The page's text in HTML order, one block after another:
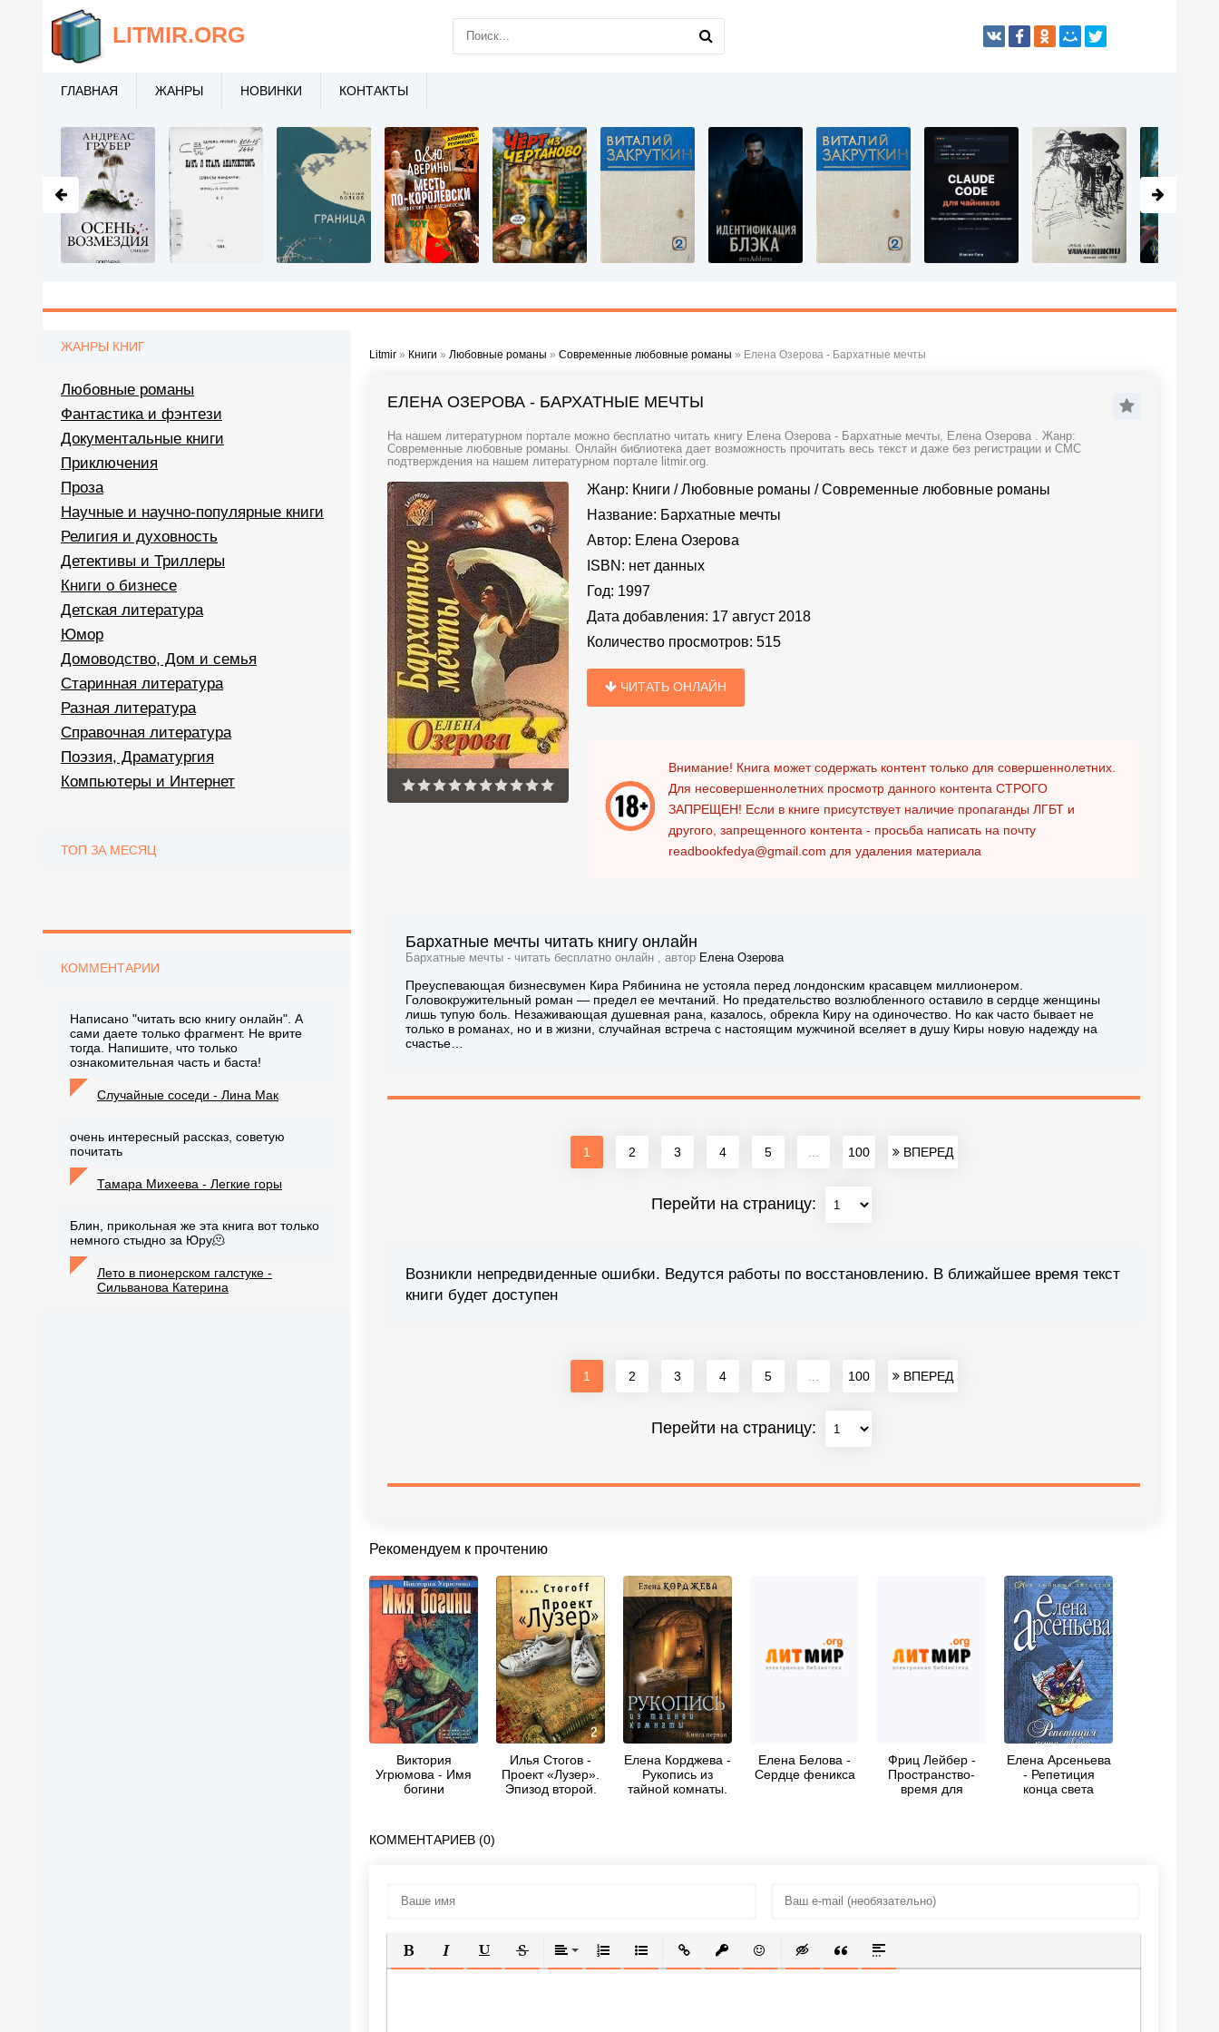
Litmir » Книги » Любовные романы » Современные любовные романы » Елена Озерова - Бархатные мечты
ЕЛЕНА ОЗЕРОВА - БАРХАТНЫЕ МЕЧТЫ
На нашем литературном портале можно бесплатно читать книгу Елена Озерова - Бархатные мечты, Елена Озерова . Жанр:
Современные любовные романы. Онлайн библиотека дает возможность прочитать весь текст и даже без регистрации и СМС
подтверждения на нашем литературном портале litmir.org.
Жанр: Книги /Любовные романы /Современные любовные романы
Название: Бархатные мечты
Автор: Елена Озерова
ISBN: нет данных
Год: 1997
Дата добавления: 17 август 2018
Количество просмотров: 515
ЧИТАТЬ ОНЛАЙН
Внимание! Книга может содержать контент только для совершеннолетних.
Для несовершеннолетних просмотр данного контента СТРОГО
ЗАПРЕЩЕН! Если в книге присутствует наличие пропаганды ЛГБТ и
другого, запрещенного контента - просьба написать на почту
readbookfedya@gmail.com для удаления материала
Бархатные мечты читать книгу онлайн
Бархатные мечты - читать бесплатно онлайн , автор Елена Озерова
Преуспевающая бизнесвумен Кира Рябинина не устояла перед лондонским красавцем миллионером.
Головокружительный роман — предел ее мечтаний. Но предательство возлюбленного оставило в сердце женщины
лишь тупую боль. Незаживающая душевная рана, казалось, обрекла Киру на одиночество. Но как часто бывает не
только в романах, но и в жизни, случайная встреча с настоящим мужчиной вселяет в душу Киры новую надежду на
счастье…
1 2 3 4 5 100 ВПЕРЕД
Перейти на страницу:
Возникли непредвиденные ошибки. Ведутся работы по восстановлению. В ближайшее время текст
книги будет доступен
1 2 3 4 5 100 ВПЕРЕД
Перейти на страницу:
Рекомендуем к прочтению
Виктория
Угрюмова - Имя
богини
Илья Стогов -
Проект «Лузер».
Эпизод второй.
Елена Корджева -
Рукопись из
тайной комнаты.
Елена Белова -
Сердце феникса
Фриц Лейбер -
Пространство-
время для
Елена Арсеньева
- Репетиция
конца света
КОММЕНТАРИЕВ (0)
ПОЛУЖИРНЫЙ
КУРСИВПОДЧЕРКНУТЫЙ
ЗАЧЕРКНУТЫЙВЫРАВНИВАНИЕ
НУМЕРОВАННЫЙ СПИСОК
МАРКИРОВАННЫЙ СПИСОК
ВСТАВИТЬ ССЫЛКУ
ВСТАВИТЬ ЗАЩИЩЕННУЮ ССЫЛКУ
ВСТАВИТЬ СМАЙЛИК
ВСТАВКА СКРЫТОГО ТЕКСТА
ВСТАВКА ЦИТАТЫ
ВСТАВКА СПОЙЛЕРА
ЖАНРЫ КНИГ
Любовные романы
Фантастика и фэнтези
Документальные книги
Приключения
Проза
Научные и научно-популярные книги
Религия и духовность
Детективы и Триллеры
Книги о бизнесе
Детская литература
Юмор
Домоводство, Дом и семья
Старинная литература
Разная литература
Справочная литература
Поэзия, Драматургия
Компьютеры и Интернет
ТОП ЗА МЕСЯЦ
КОММЕНТАРИИ
Написано "читать всю книгу онлайн". А
сами даете только фрагмент. Не врите
тогда. Напишите, что только
ознакомительная часть и баста!
Случайные соседи - Лина Мак
очень интересный рассказ, советую
почитать
Тамара Михеева - Легкие горы
Блин, прикольная же эта книга вот только
немного стыдно за Юру🫠
Лето в пионерском галстуке -
Сильванова Катерина
LITMIR.ORG
ГЛАВНАЯ ЖАНРЫ НОВИНКИ КОНТАКТЫ